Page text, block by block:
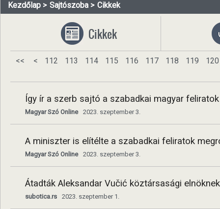
Kezdőlap Sajtószoba Cikkek
Cikkek
<< < 112 113 114 115 116 117 118 119 120
Így ír a szerb sajtó a szabadkai magyar
Magyar Szó Online 2023. szeptember 3.
A miniszter is elítélte a szabadkai feliratok
Magyar Szó Online 2023. szeptember 3.
Átadták Aleksandar Vučić köztársasági
subotica.rs 2023. szeptember 1.